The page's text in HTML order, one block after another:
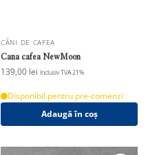
CĂNI DE CAFEA
Cana cafea NewMoon
139,00 lei Inclusiv TVA 21%
Disponibil pentru pre-comenzi
Adaugă în coș